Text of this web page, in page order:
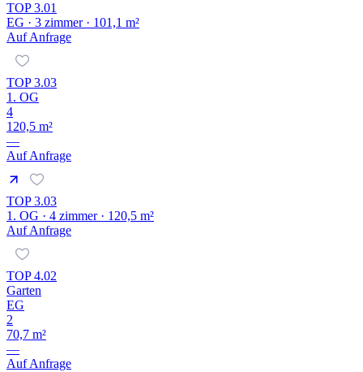
TOP 3.01
EG · 3 zimmer · 101,1 m²
Auf Anfrage
TOP 3.03
1. OG
4
120,5 m²
—
Auf Anfrage
TOP 3.03
1. OG · 4 zimmer · 120,5 m²
Auf Anfrage
TOP 4.02
Garten
EG
2
70,7 m²
—
Auf Anfrage